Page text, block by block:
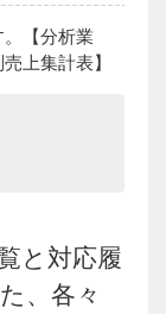
【分析業
上集計表】
と対応履
、各々